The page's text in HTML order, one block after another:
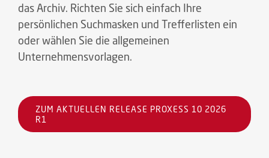
das Archiv. Richten Sie sich einfach Ihre
persönlichen Suchmasken und Trefferlisten ein
oder wählen Sie die allgemeinen
Unternehmensvorlagen.
ZUM AKTUELLEN RELEASE PROXESS 10 2026
R1